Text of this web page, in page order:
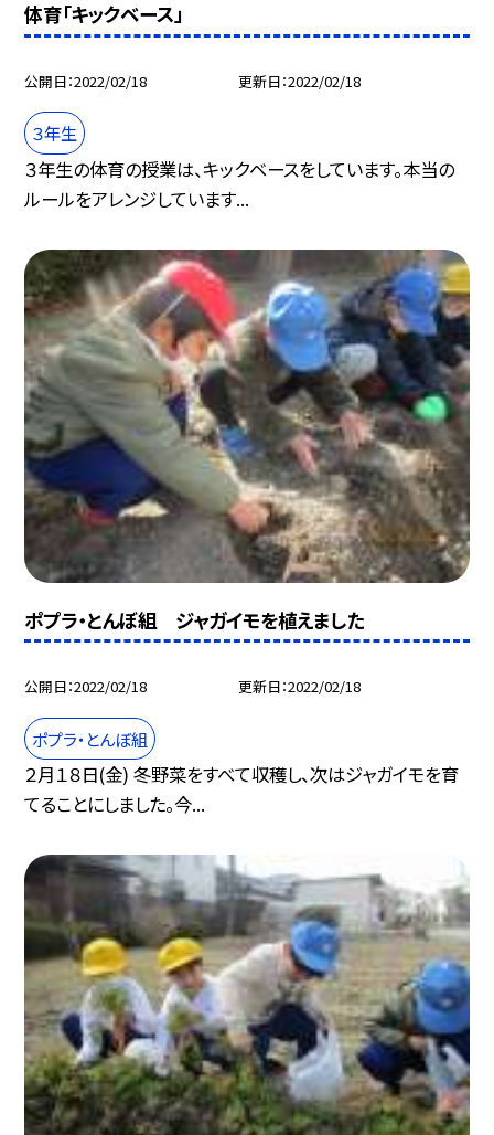
体育「キックベース」
公開日 2022/02/18 更新日 2022/02/18
３年生
３年生の体育の授業は、キックベースをしています。本当の
ルールをアレンジしています...
ポプラ・とんぼ組 ジャガイモを植えました
公開日 2022/02/18 更新日 2022/02/18
ポプラ・とんぼ組
２月１８日(金) 冬野菜をすべて収穫し、次はジャガイモを育
てることにしました。今...